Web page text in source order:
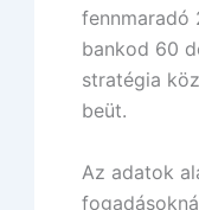
fennmaradó
bankod 60
stratégia
beüt.
Az adatok